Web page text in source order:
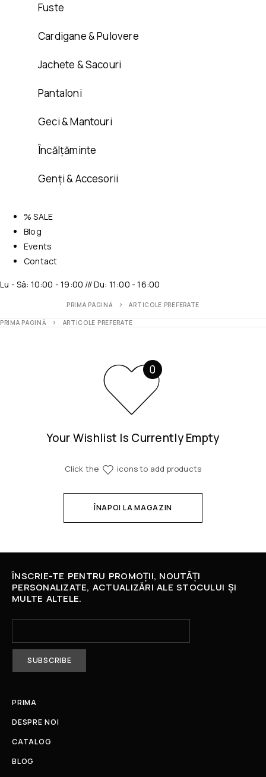
Fuste
Cardigane & Pulovere
Jachete & Sacouri
Pantaloni
Geci & Mantouri
Încălțăminte
Genți & Accesorii
% SALE
Blog
Events
Contact
Lu - Sâ: 10:00 - 19:00 /// Du: 11:00 - 16:00
PRIMA PAGINĂ ARTICOLE PREFERATE
PRIMA PAGINĂ ARTICOLE PREFERATE
Your Wishlist Is Currently Empty
Click the icons to add products
ÎNAPOI LA MAGAZIN
ÎNSCRIE-TE PENTRU PROMOȚII, NOUTĂȚI
PERSONALIZATE, ACTUALIZĂRI ALE STOCULUI ȘI
MULTE ALTELE.
PRIMA
DESPRE NOI
CATALOG
BLOG